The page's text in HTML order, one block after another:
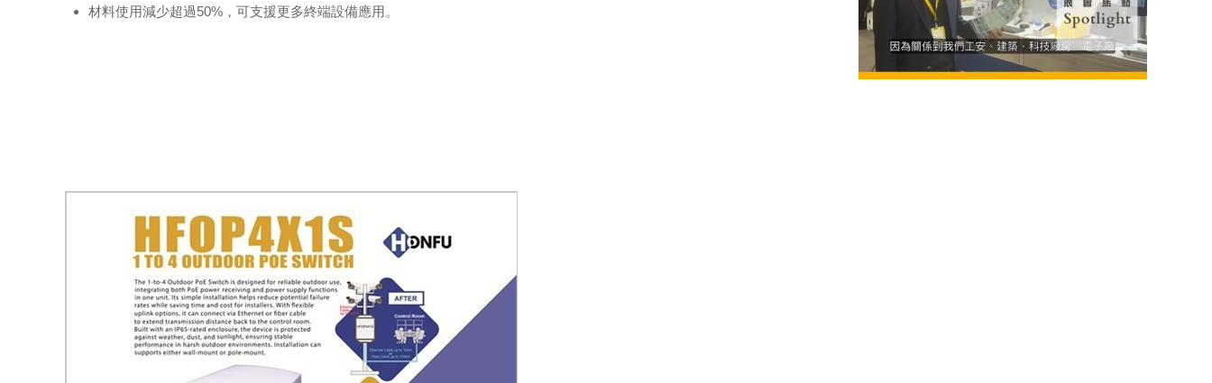
材料使用減少超過50%，可支援更多終端設備應用。